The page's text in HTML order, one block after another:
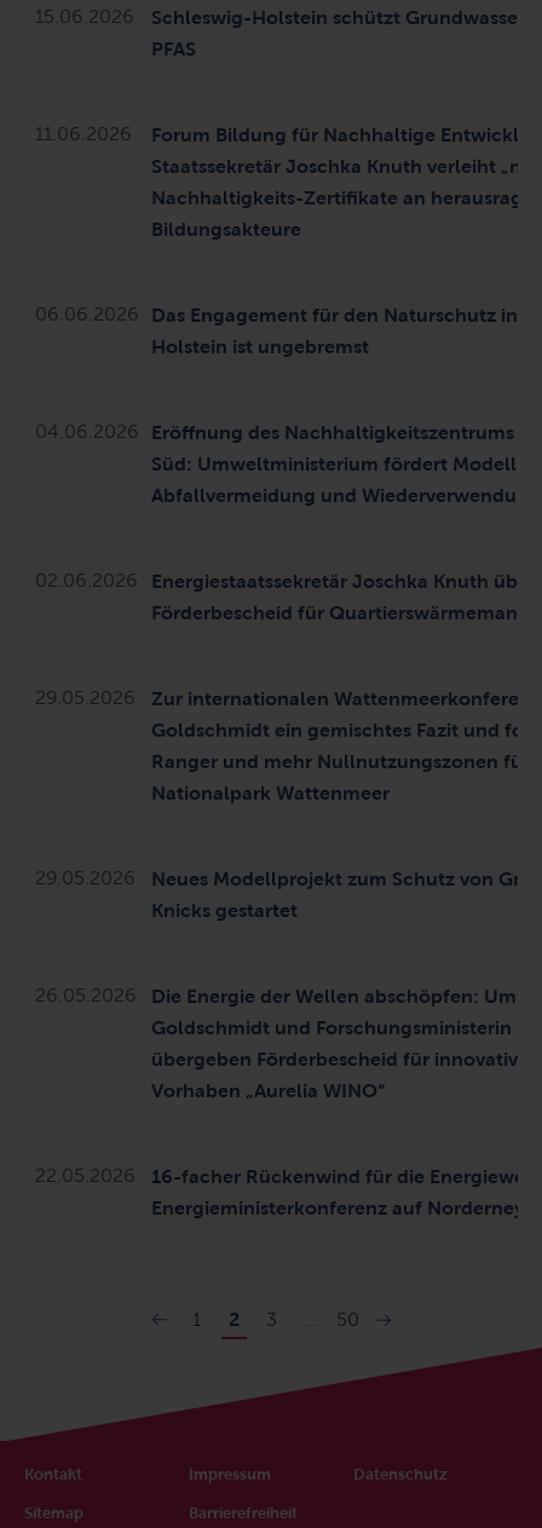
15.06.2026
Schleswig-Holstein schützt Grundwasser
PFAS
11.06.2026
Forum Bildung für Nachhaltige
Staatssekretär Joschka Knuth verleiht
Nachhaltigkeits-Zertifikate an
Bildungsakteure
06.06.2026
Das Engagement für den Naturschutz in
Holstein ist ungebremst
04.06.2026
Eröffnung des Nachhaltigkeitszentrums
Süd: Umweltministerium fördert
Abfallvermeidung und Wiederverwendung
02.06.2026
Energiestaatssekretär Joschka Knuth
Förderbescheid für
29.05.2026
Zur internationalen
Goldschmidt ein gemischtes Fazit und
Ranger und mehr Nullnutzungszonen für
Nationalpark Wattenmeer
29.05.2026
Neues Modellprojekt zum Schutz von
Knicks gestartet
26.05.2026
Die Energie der Wellen abschöpfen:
Goldschmidt und Forschungsministerin
übergeben Förderbescheid für
Vorhaben „Aurelia WINO“
22.05.2026
16-facher Rückenwind für die
Energieministerkonferenz auf Norderney
1 2 3 … 50
Kontakt Impressum Datenschutz
Sitemap Barrierefreiheit